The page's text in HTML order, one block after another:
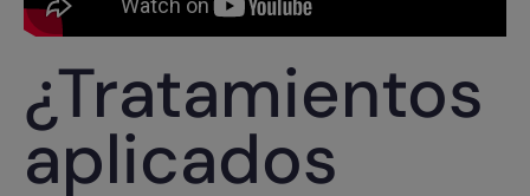
¿Tratamientos
aplicados